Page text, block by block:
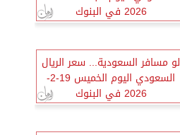
2026 في البنوك
لو مسافر السعودية... سعر الريال
السعودي اليوم الخميس 19-2-
2026 في البنوك